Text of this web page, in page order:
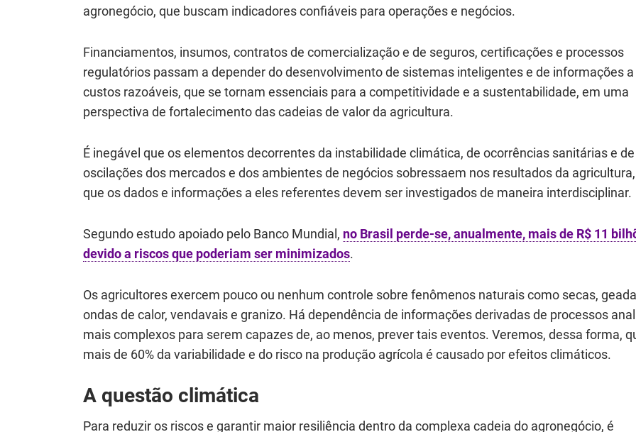
agronegócio, que buscam indicadores confiáveis para operações e negócios.
Financiamentos, insumos, contratos de comercialização e de seguros, certificações e processos
regulatórios passam a depender do desenvolvimento de sistemas inteligentes e de informações a
custos razoáveis, que se tornam essenciais para a competitividade e a sustentabilidade, em uma
perspectiva de fortalecimento das cadeias de valor da agricultura.
É inegável que os elementos decorrentes da instabilidade climática, de ocorrências sanitárias e de
oscilações dos mercados e dos ambientes de negócios sobressaem nos resultados da
que os dados e informações a eles referentes devem ser investigados de maneira interdisciplinar.
Segundo estudo apoiado pelo Banco Mundial, no Brasil perde-se, anualmente, mais de R$ 11
devido a riscos que poderiam ser minimizados.
Os agricultores exercem pouco ou nenhum controle sobre fenômenos naturais como secas,
ondas de calor, vendavais e granizo. Há dependência de informações derivadas de processos
mais complexos para serem capazes de, ao menos, prever tais eventos. Veremos, dessa forma,
mais de 60% da variabilidade e do risco na produção agrícola é causado por efeitos climáticos.
A questão climática
Para reduzir os riscos e garantir maior resiliência dentro da complexa cadeia do agronegócio, é